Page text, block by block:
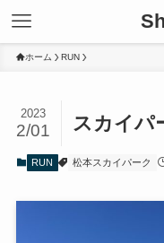
ホーム RUN
スカイパ
2023
2/01
RUN 松本スカイパーク